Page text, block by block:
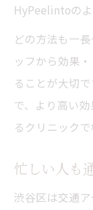
HyPeelintoのよ
どの方法も一
ッフから効果
ることが大切
で、より高い
るクリニックで
忙しい人も
渋谷区は交通